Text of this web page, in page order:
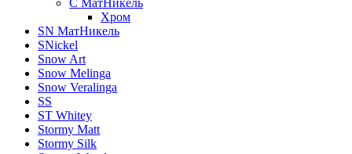
C МатНикель
Хром
SN МатНикель
SNickel
Snow Art
Snow Melinga
Snow Veralinga
SS
ST Whitey
Stormy Matt
Stormy Silk